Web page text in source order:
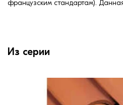
французским стандартам).
Из серии